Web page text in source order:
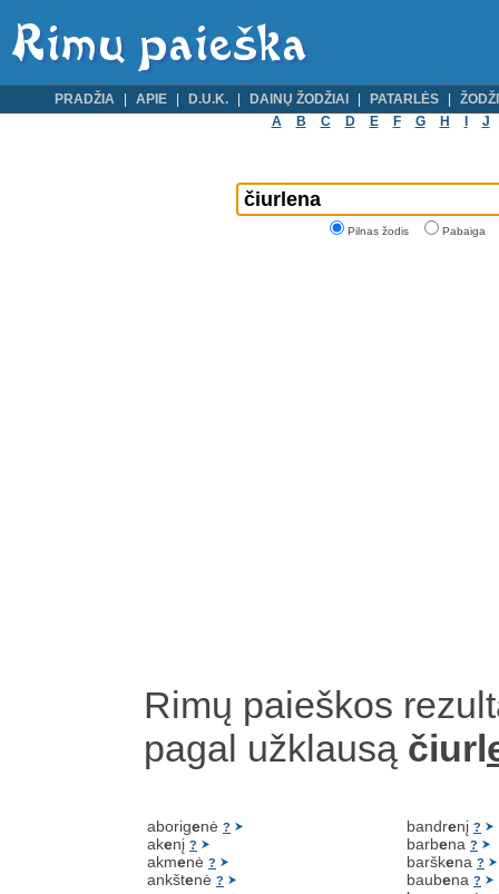
PRADŽIA APIE D.U.K. DAINŲ ŽODŽIAI PATARLĖS
A
B C D E F G H J
Pilnas žodis Pabaiga
Rimų paieškos
pagal užklausą čiurl
aborigenė ?
akenį ?
akmenė ?
ankštenė ?
bandrenį ?
barbena ?
barškena ?
baubena ?